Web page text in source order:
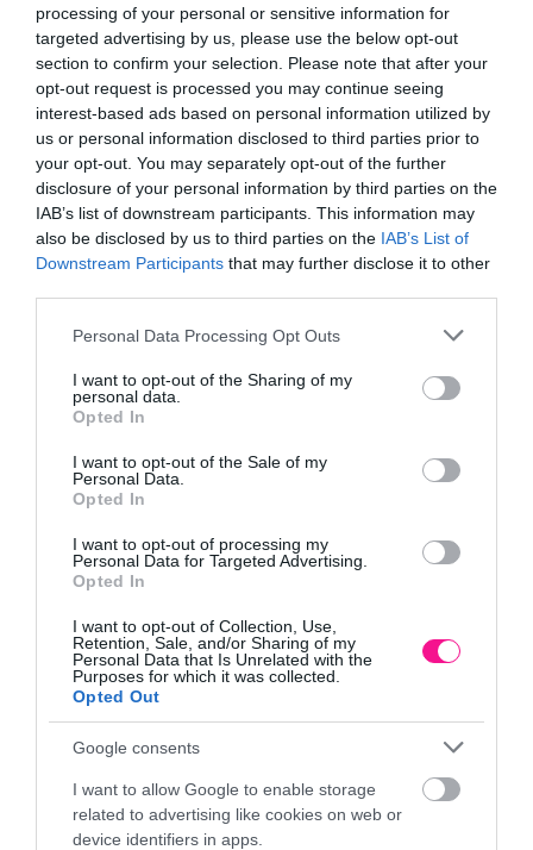
processing of your personal or sensitive information for
targeted advertising by us, please use the below opt-out
section to confirm your selection. Please note that after your
opt-out request is processed you may continue seeing
interest-based ads based on personal information utilized by
us or personal information disclosed to third parties prior to
your opt-out. You may separately opt-out of the further
disclosure of your personal information by third parties on the
IAB’s list of downstream participants. This information may
also be disclosed by us to third parties on the IAB’s List of
Downstream Participants that may further disclose it to other
Please note that this website/app uses one or more Google
not limited to your visit or usage behaviour. You may click to
grant or deny consent to Google and its third-party tags to
use your data for below specified purposes in below Google
consent section.
Personal Data Processing Opt Outs
I want to opt-out of the Sharing of my
personal data.
Opted In
I want to opt-out of the Sale of my
Personal Data.
Opted In
I want to opt-out of processing my
Personal Data for Targeted Advertising.
Opted In
I want to opt-out of Collection, Use,
Retention, Sale, and/or Sharing of my
Personal Data that Is Unrelated with the
Purposes for which it was collected.
Opted Out
Google consents
I want to allow Google to enable storage
related to advertising like cookies on web or
device identifiers in apps.
Καλαμωτή Λυγαριάς
Μασίφ Ξεφλουδισμένη
63,87
– 126,72
Καλαμωτή Μπαμπού
Ø20-25mm
57,47€ – 140,67€
Καλαμωτή Μπαμπού
Μασίφ Ø7-12mm
30,59€ – 76,67€
Καλαμωτή μπαμπού
Μαύρο Ø25-30mm
126,72